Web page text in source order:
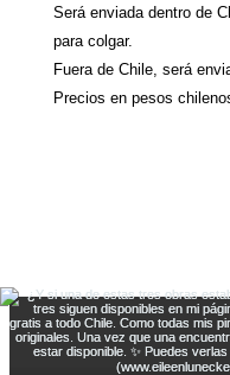
Será enviada dentro de
para colgar.
Fuera de Chile, será
Precios en pesos